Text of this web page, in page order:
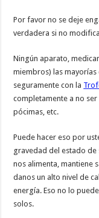
Por favor no se deje
verdadera si no
Ningún aparato,
miembros) las
seguramente con la
completamente a no
pócimas, etc.
Puede hacer eso por
gravedad del estado
nos alimenta, mantiene
danos un alto nivel de
energía. Eso no lo
solos.